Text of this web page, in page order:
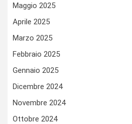
Maggio 2025
Aprile 2025
Marzo 2025
Febbraio 2025
Gennaio 2025
Dicembre 2024
Novembre 2024
Ottobre 2024